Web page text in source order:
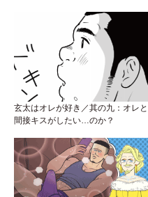
玄太はオレが好き／其の九：オレと
間接キスがしたい…のか？